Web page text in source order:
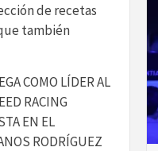
de recetas
también
COMO LÍDER AL
RACING
EN EL
RODRÍGUEZ